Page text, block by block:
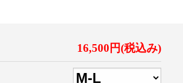
16,500円(税込み)